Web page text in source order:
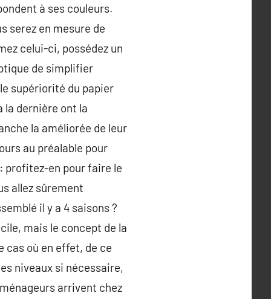
à ses couleurs.
serez en mesure de
celui-ci, possédez un
de simplifier
supériorité du papier
la dernière ont la
la améliorée de leur
au préalable pour
profitez-en pour faire le
allez sûrement
il y a 4 saisons ?
mais le concept de la
cas où en effet, de ce
niveaux si nécessaire,
arrivent chez